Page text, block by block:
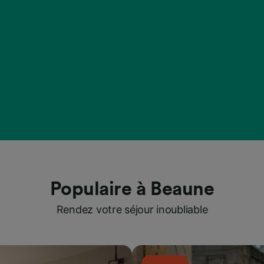
Populaire à Beaune
Rendez votre séjour inoubliable